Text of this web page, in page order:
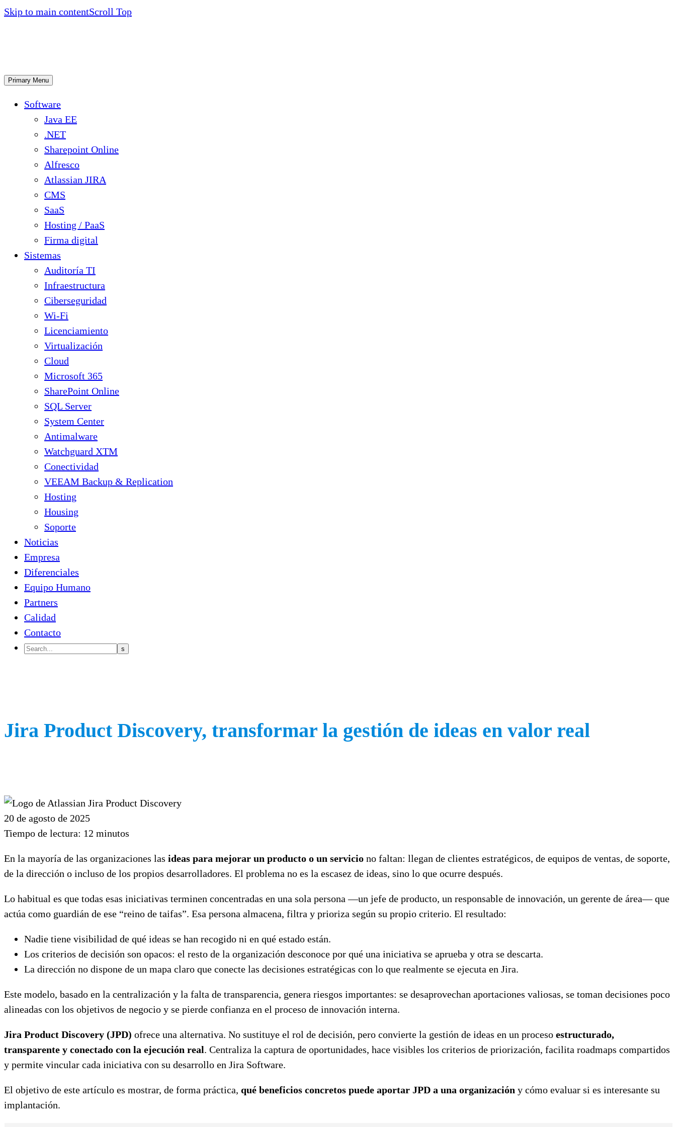
Skip to main contentScroll Top
Primary Menu
Software
Java EE
.NET
Sharepoint Online
Alfresco
Atlassian JIRA
CMS
SaaS
Hosting / PaaS
Firma digital
Sistemas
Auditoría TI
Infraestructura
Ciberseguridad
Wi-Fi
Licenciamiento
Virtualización
Cloud
Microsoft 365
SharePoint Online
SQL Server
System Center
Antimalware
Watchguard XTM
Conectividad
VEEAM Backup & Replication
Hosting
Housing
Soporte
Noticias
Empresa
Diferenciales
Equipo Humano
Partners
Calidad
Contacto
Jira Product Discovery, transformar la gestión de ideas en valor real
20 de agosto de 2025
Tiempo de lectura: 12 minutos
En la mayoría de las organizaciones las ideas para mejorar un producto o un servicio no faltan: llegan de clientes estratégicos, de equipos de ventas, de soporte,
de la dirección o incluso de los propios desarrolladores. El problema no es la escasez de ideas, sino lo que ocurre después.
Lo habitual es que todas esas iniciativas terminen concentradas en una sola persona —un jefe de producto, un responsable de innovación, un gerente de área— que
actúa como guardián de ese “reino de taifas”. Esa persona almacena, filtra y prioriza según su propio criterio. El resultado:
Nadie tiene visibilidad de qué ideas se han recogido ni en qué estado están.
Los criterios de decisión son opacos: el resto de la organización desconoce por qué una iniciativa se aprueba y otra se descarta.
La dirección no dispone de un mapa claro que conecte las decisiones estratégicas con lo que realmente se ejecuta en Jira.
Este modelo, basado en la centralización y la falta de transparencia, genera riesgos importantes: se desaprovechan aportaciones valiosas, se toman decisiones poco
alineadas con los objetivos de negocio y se pierde confianza en el proceso de innovación interna.
Jira Product Discovery (JPD) ofrece una alternativa. No sustituye el rol de decisión, pero convierte la gestión de ideas en un proceso estructurado,
transparente y conectado con la ejecución real. Centraliza la captura de oportunidades, hace visibles los criterios de priorización, facilita roadmaps compartidos
y permite vincular cada iniciativa con su desarrollo en Jira Software.
El objetivo de este artículo es mostrar, de forma práctica, qué beneficios concretos puede aportar JPD a una organización y cómo evaluar si es interesante su
implantación.